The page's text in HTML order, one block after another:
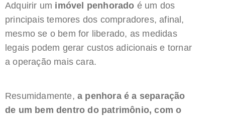
Adquirir um imóvel penhorado é um dos
principais temores dos compradores, afinal,
mesmo se o bem for liberado, as medidas
legais podem gerar custos adicionais e tornar
a operação mais cara.
Resumidamente, a penhora é a separação
de um bem dentro do patrimônio, com o